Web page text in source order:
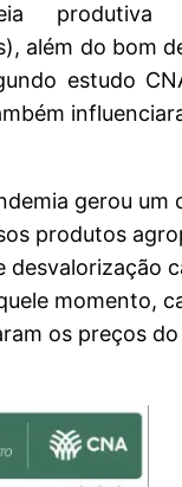
produtiva
além do bom
estudo
gerou
produtos
desvalorização
momento,
os preços